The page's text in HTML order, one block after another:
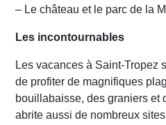
– Le château et le parc de la
Les incontournables
Les vacances à Saint-Tropez
de profiter de magnifiques
bouillabaisse, des graniers et
abrite aussi de nombreux